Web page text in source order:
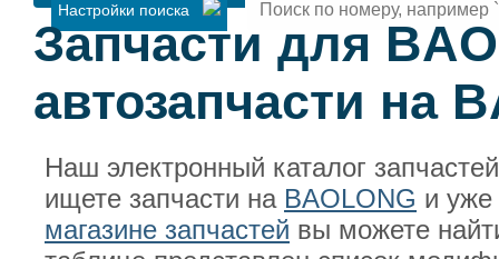
Настройки поиска
Запчасти для
автозапчасти на
Наш электронный каталог
ищете запчасти на BAOLONG и
магазине запчастей вы можете